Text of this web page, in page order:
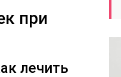
при
лечить